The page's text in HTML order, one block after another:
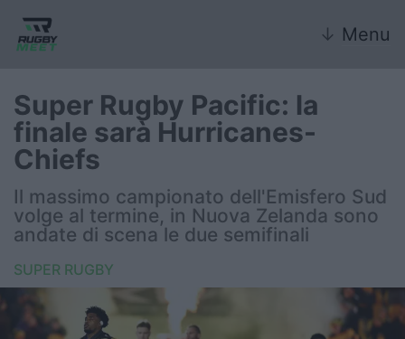
↓ Menu
Nazionale
Nazionali giovanili
Rugby Sevens
FIR
Internazionale
Super Rugby Pacific: la
finale sarà Hurricanes-
Chiefs
Il massimo campionato dell'Emisfero Sud
volge al termine, in Nuova Zelanda sono
andate di scena le due semifinali
SUPER RUGBY